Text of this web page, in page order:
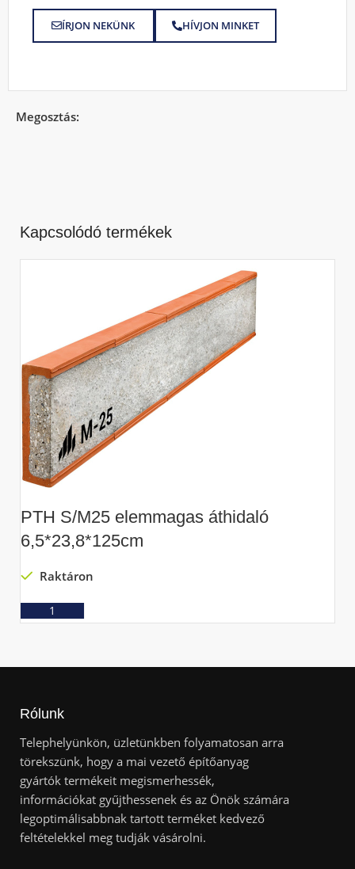
ÍRJON NEKÜNK HÍVJON MINKET
Megosztás:
Kapcsolódó termékek
PTH S/M25 elemmagas áthidaló
6,5*23,8*125cm
Raktáron
Rólunk
Telephelyünkön, üzletünkben folyamatosan arra
törekszünk, hogy a mai vezető építőanyag
gyártók termékeit megismerhessék,
információkat gyűjthessenek és az Önök számára
legoptimálisabbnak tartott terméket kedvező
feltételekkel meg tudják vásárolni.